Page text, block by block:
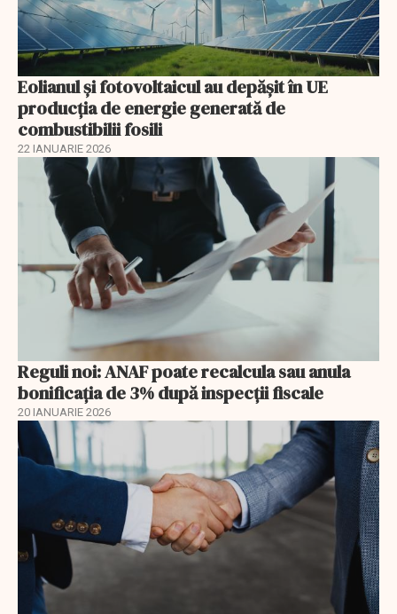
Eolianul și fotovoltaicul au depășit în UE
producția de energie generată de
combustibilii fosili
22 IANUARIE 2026
Reguli noi: ANAF poate recalcula sau anula
bonificația de 3% după inspecții fiscale
20 IANUARIE 2026